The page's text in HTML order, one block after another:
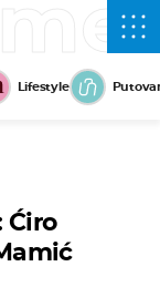
Lifestyle
Ćiro